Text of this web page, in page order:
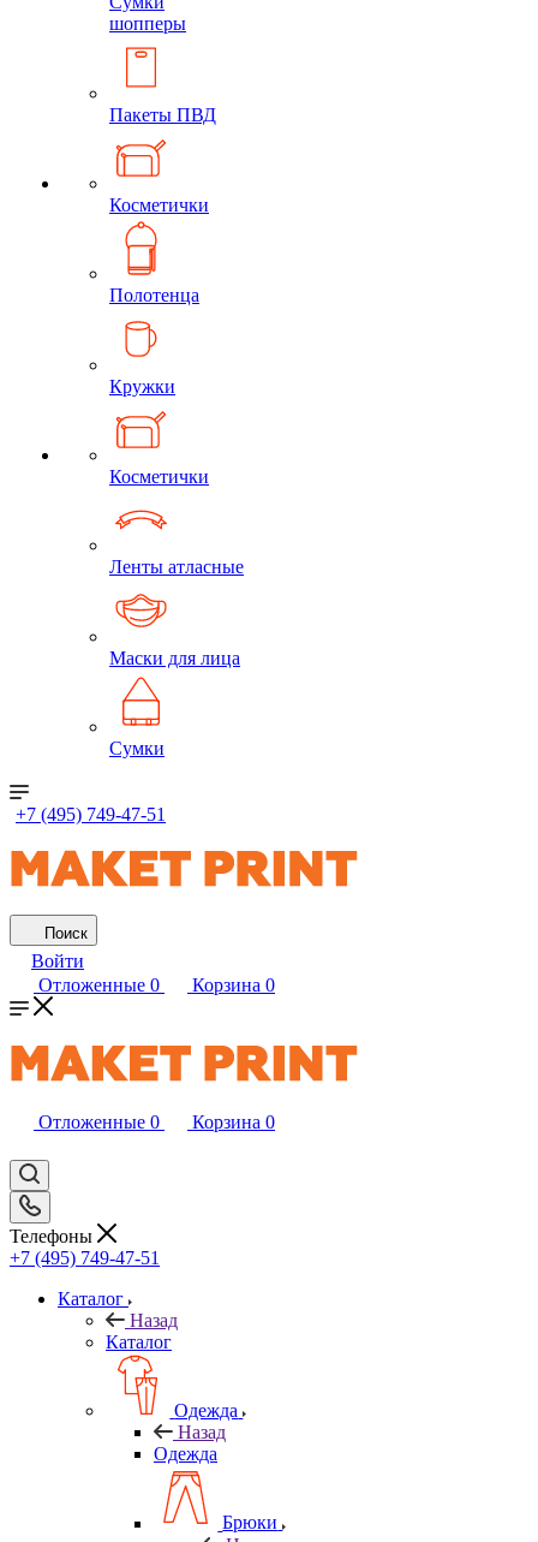
шопперы
Пакеты ПВД
Косметички
Полотенца
Кружки
Косметички
Ленты атласные
Маски для лица
Сумки
+7 (495) 749-47-51
Поиск
Войти
Отложенные 0 Корзина 0
Отложенные 0 Корзина 0
Телефоны
+7 (495) 749-47-51
Каталог
Назад
Каталог
Одежда
Назад
Одежда
Брюки